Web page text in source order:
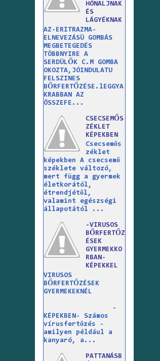
HÓNALJNAK
ÉS
LÁGYÉKNAK
AZ-ERITRAZMA-
ELNEVEZÁSÜ GOMBÁS
MEGBETEGEDÉS
TÖBBNYIRE A
SERDÜLŐK C.M GOMBA
OKOZTA,JÓINDULATU
FELSZINES
BŐRFERTŐZÉSE.lEGGYA
KRABBAN AZ
ÖSSZEFE...
CSECSEMŐS
ZÉKLET
KÉPEKBEN
Csecsemős
zéklet
képekben A csecsemő
széklete változó,
mert függ a gyermek
életkorától,
étrendjétől,
valamint egészségi
állapotától ...
-VIRUSOS
BŐRFERTŐZ
ÉSEK
GYERMEKKO
RBAN-
KÉPEKKEL
VIRUSOS
BŐRFERTŐZÉSEK
GYERMEKEKNÉL
-
KÉPEKBEN- Számos
vírusfertőzés -
amilyen például a
kanyaró, a...
PATTANÁSB